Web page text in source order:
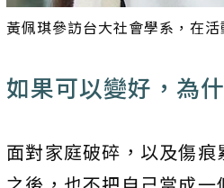
黃佩琪參訪台大社會學系，在
如果可以變好，為
面對家庭破碎，以及傷